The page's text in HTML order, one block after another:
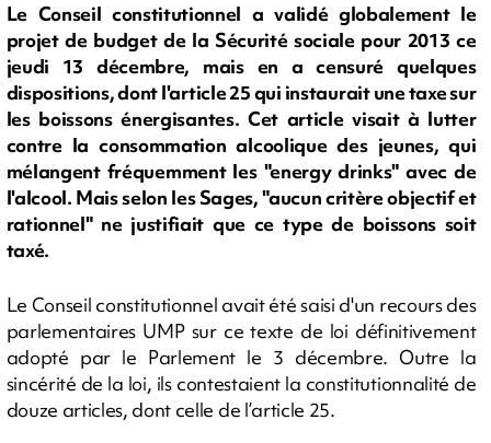
Le Conseil constitutionnel a validé globalement le
projet de budget de la Sécurité sociale pour 2013 ce
jeudi 13 décembre, mais en a censuré quelques
dispositions, dont l'article 25 qui instaurait une taxe sur
les boissons énergisantes. Cet article visait à lutter
contre la consommation alcoolique des jeunes, qui
mélangent fréquemment les "energy drinks" avec de
l'alcool. Mais selon les Sages, "aucun critère objectif et
rationnel" ne justifiait que ce type de boissons soit
taxé.
Le Conseil constitutionnel avait été saisi d'un recours des
parlementaires UMP sur ce texte de loi définitivement
adopté par le Parlement le 3 décembre. Outre la
sincérité de la loi, ils contestaient la constitutionnalité de
douze articles, dont celle de l’article 25.